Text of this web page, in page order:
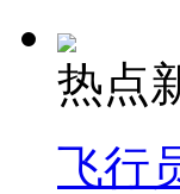
热点
飞行